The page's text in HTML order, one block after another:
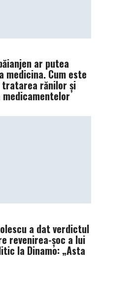
ar putea
medicina. Cum este
rănilor și
a dat verdictul
revenirea-șoc a lui
la Dinamo: „Asta